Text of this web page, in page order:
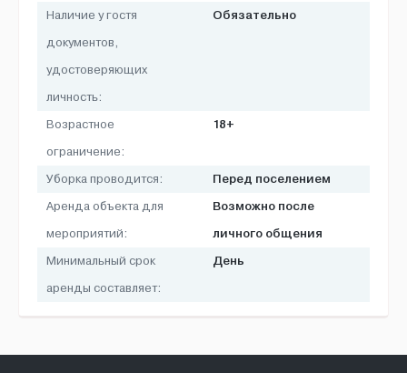
Наличие у гостя
документов,
удостоверяющих
личность:
Обязательно
Возрастное
ограничение:
18+
Уборка проводится: Перед поселением
Аренда объекта для
мероприятий:
Возможно после
личного общения
Минимальный срок
аренды составляет:
День